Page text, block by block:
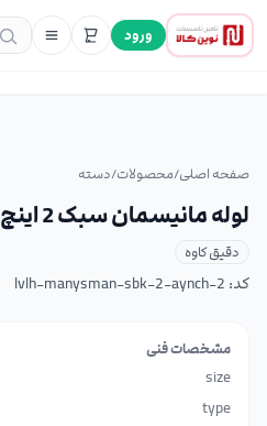
ورود
صفحه اصلی/محصولات/دسته
لوله مانیسمان سبک 2 اینچ سایز 2" دقیق کاوه
دقیق کاوه
کد: lvlh-manysman-sbk-2-aynch-2
مشخصات فنی
size
type